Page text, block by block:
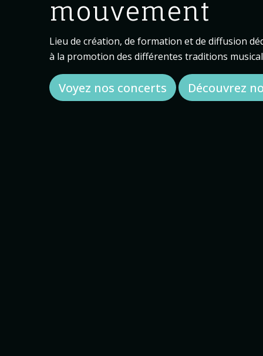
mouvement
Lieu de création, de formation et de diffusion
à la promotion des différentes traditions
Voyez nos concerts Découvrez